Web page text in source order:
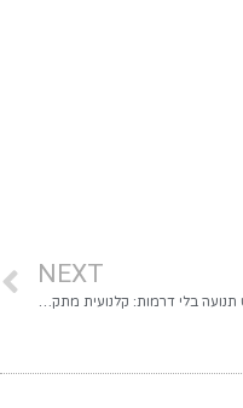
NEXT
חופש תנועה בלי דרמות: קלנועית מתקפלת קלת משקל שמשנה את היום שלך